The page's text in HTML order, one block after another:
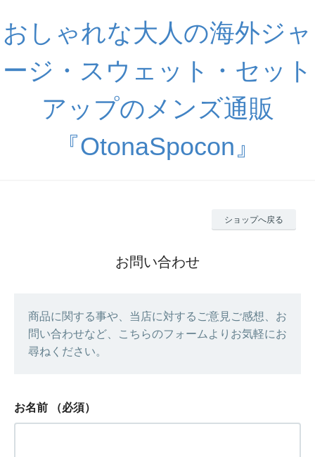
おしゃれな大人の海外ジャ
ージ・スウェット・セット
アップのメンズ通販
『OtonaSpocon』
ショップへ戻る
お問い合わせ
商品に関する事や、当店に対するご意見ご感想、お
問い合わせなど、こちらのフォームよりお気軽にお
尋ねください。
お名前 （必須）